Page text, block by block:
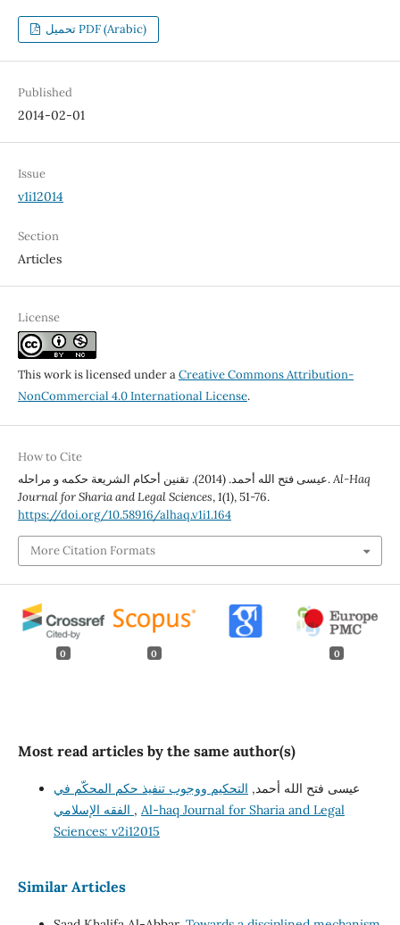
تحميل PDF (Arabic)
Published
2014-02-01
Issue
v1i12014
Section
Articles
License
This work is licensed under aCreative Commons Attribution-
NonCommercial 4.0 International License.
How to Cite
عيسى فتح الله أحمد. (2014). تقنين أحكام الشريعة حكمه و مراحله.Al-Haq
Journal for Sharia and Legal Sciences,1(1), 51-76.
https://doi.org/10.58916/alhaq.v1i1.164
More Citation Formats
0 0 0
Most read articles by the same author(s)
عيسى فتح الله أحمد, التحكيم ووجوب تنفيذ حكم المحكّم في
, Al-haq Journal for Sharia and Legal
Sciences: v2i12015
Similar Articles